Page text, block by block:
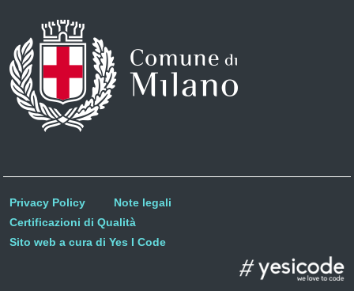
Privacy Policy
Note legali
Certificazioni di Qualità
Sito web a cura di Yes I Code